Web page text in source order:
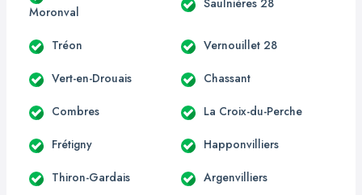
Moronval
Saulnières 28
Tréon Vernouillet 28
Vert-en-Drouais Chassant
Combres La Croix-du-Perche
Frétigny Happonvilliers
Thiron-Gardais Argenvilliers